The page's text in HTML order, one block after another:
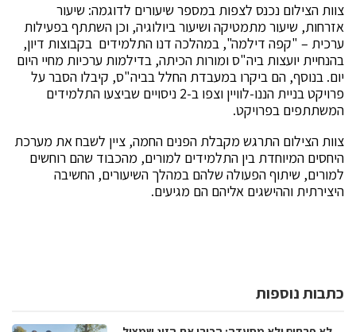
צוות הצילום נכנס לצפות במספר שיעורים לדוגמה: שיעור
אזרחות, שיעור מתמטיקה ושיעור ביולוגיה, וכן השתתף בפעילות
ערכית – "קפה דילמה", במהלכה דנו התלמידים בקבוצות דיון,
בהנחיית יועצות ביה"ס ומורות הכיתה, בדילמות ערכיות מחיי היום
יום. בנוסף, הם ביקרו במעבדת החלל בביה"ס, קיבלו הסבר על
פרויקט בניית הננו-לוויין וצפו ב-2 ניסויים שביצעו התלמידים
המשתתפים בפרויקט.
צוות הצילום התרגש מקבלת הפנים החמה, ציין לשבח את מערכת
היחסים המיוחדת בין התלמידים למורים, מהכבוד שהם רוחשים
למורים, שיתוף הפעולה שלהם במהלך השיעורים, החשיבה
היצירתית וההישגים אליהם הם מגיעים.
כתבות נוספות